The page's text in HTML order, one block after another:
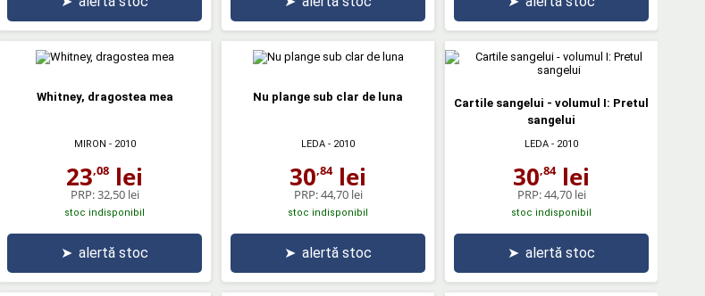
Whitney, dragostea mea
MIRON - 2010
23,08 lei
PRP:32,50 lei
stoc indisponibil
➤ alertă stoc
Nu plange sub clar de luna
LEDA - 2010
30,84lei
PRP:44,70 lei
stoc indisponibil
➤ alertă stoc
Cartile sangelui - volumul I: Pretul
sangelui
LEDA - 2010
30,84lei
PRP:44,70 lei
stoc indisponibil
➤ alertă stoc